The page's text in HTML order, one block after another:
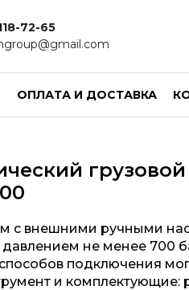
72-65
ОПЛАТА И ДОСТАВКА
с внешними ручными
не менее 700
подключения
и комплектующие: